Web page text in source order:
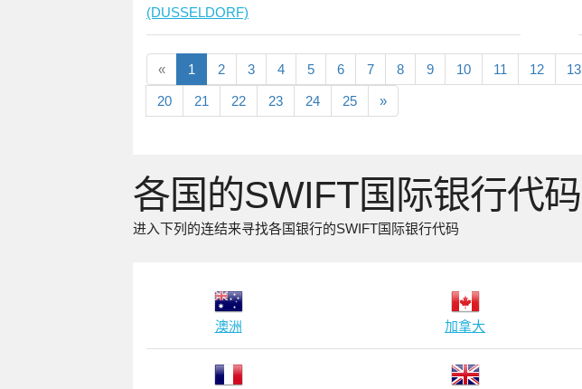
(DUSSELDORF)
« 1 2 3 4 5 6 7 8 9 10 11 12 13
20 21 22 23 24 25 »
各国的SWIFT国际银行代码
进入下列的连结来寻找各国银行的SWIFT国际银行代码
澳洲 加拿大